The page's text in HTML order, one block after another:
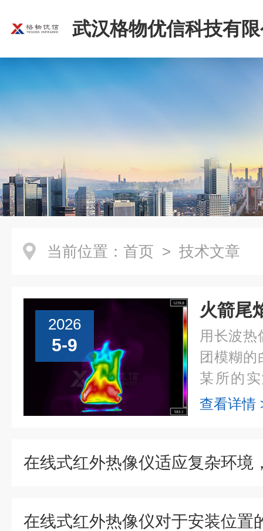
武汉格物优信科技有
当前位置： 首页 > 技术文章
2026
5-9
用长波热
团模糊
某所的
90%的人
查看详情
在线式红外热像仪对于安装位置